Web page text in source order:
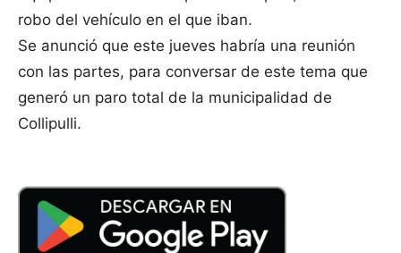
robo del vehículo en el que iban.
Se anunció que este jueves habría una reunión
con las partes, para conversar de este tema que
generó un paro total de la municipalidad de
Collipulli.